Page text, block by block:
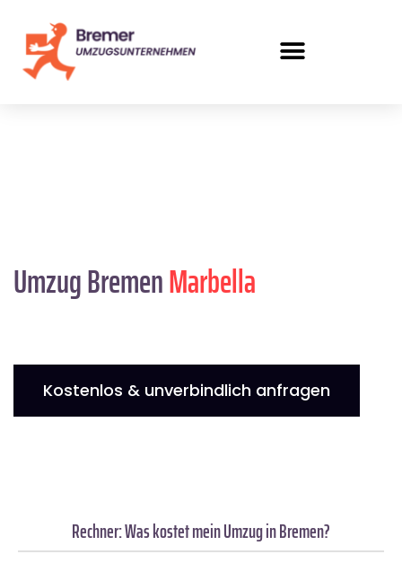
Umzug BremenMarbella
Kostenlos & unverbindlich anfragen
Rechner: Was kostet mein Umzug in Bremen?